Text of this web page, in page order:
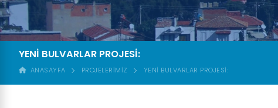
YENI BULVARLAR PROJESI:
ANASAYFA PROJELERIMIZ YENI BULVARLAR PROJESI: